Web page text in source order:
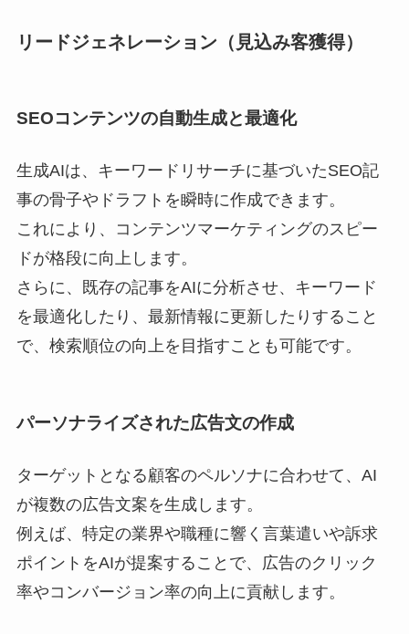
リードジェネレーション（見込み客獲得）
SEOコンテンツの自動生成と最適化
生成AIは、キーワードリサーチに基づいたSEO記
事の骨子やドラフトを瞬時に作成できます。
これにより、コンテンツマーケティングのスピー
ドが格段に向上します。
さらに、既存の記事をAIに分析させ、キーワード
を最適化したり、最新情報に更新したりすること
で、検索順位の向上を目指すことも可能です。
パーソナライズされた広告文の作成
ターゲットとなる顧客のペルソナに合わせて、AI
が複数の広告文案を生成します。
例えば、特定の業界や職種に響く言葉遣いや訴求
ポイントをAIが提案することで、広告のクリック
率やコンバージョン率の向上に貢献します。